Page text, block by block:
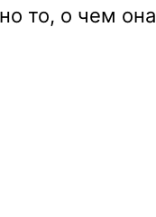
то, о чем она